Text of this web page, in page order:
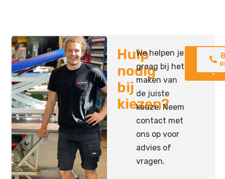
Hulp
nodig
bij
kiezen?
We helpen je
graag bij het
maken van
de juiste
keuze. Neem
contact met
ons op voor
advies of
vragen.
Neem
op